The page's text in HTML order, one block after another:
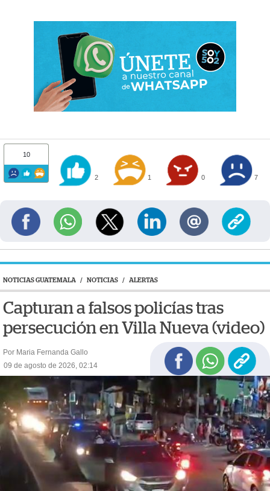
10
2 1 0 7
NOTICIAS GUATEMALA / NOTICIAS / ALERTAS
Capturan a falsos policías tras
persecución en Villa Nueva (video)
Por Maria Fernanda Gallo
09 de agosto de 2026, 02:14